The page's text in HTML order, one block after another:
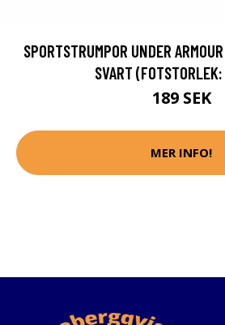
SPORTSTRUMPOR UNDER
SVART
189 SEK
MER INFO!